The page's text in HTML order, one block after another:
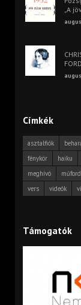
„A
Címkék
asztalfiók
fénykör
haiku
meghívó
vers
videók
Támogatók